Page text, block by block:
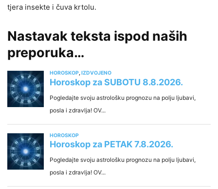
tjera insekte i čuva krtolu.
Nastavak teksta ispod naših
preporuka…